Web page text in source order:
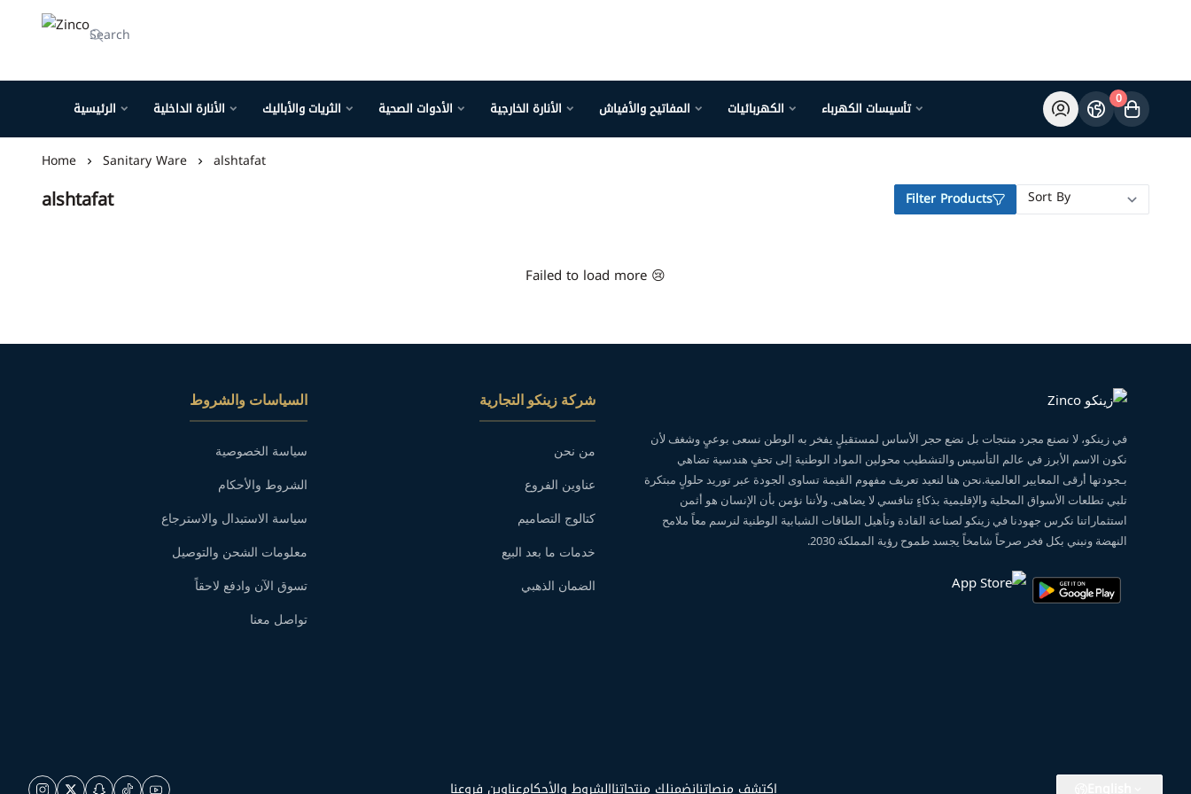
الرئيسية الأنارة الداخلية الثريات والأباليك الأدوات الصحية الأنارة الخارجية المفاتيح والأفياش الكهربائيات تأسيسات الكهرباء 0
Home Sanitary Ware alshtafat
alshtafat Filter Products
Failed to load more 😢
في زينكو، لا نصنع مجرد منتجات بل نضع حجر الأساس لمستقبلٍ يفخر به الوطن نسعى بوعيٍ وشغف لأن
نكون الاسم الأبرز في عالم التأسيس والتشطيب محولين المواد الوطنية إلى تحفٍ هندسية تضاهي
بـجودتها أرقى المعايير العالمية.نحن هنا لنعيد تعريف مفهوم القيمة تساوى الجودة عبر توريد حلولٍ مبتكرة
تلبي تطلعات الأسواق المحلية والإقليمية بذكاءٍ تنافسي لا يضاهى. ولأننا نؤمن بأن الإنسان هو أثمن
استثماراتنا نكرس جهودنا في زينكو لصناعة القادة وتأهيل الطاقات الشبابية الوطنية لنرسم معاً ملامح
النهضة ونبني بكل فخر صرحاً شامخاً يجسد طموح رؤية المملكة 2030.
شركة زينكو التجارية
من نحن
عناوين الفروع
كتالوج التصاميم
خدمات ما بعد البيع
الضمان الذهبي
السياسات والشروط
سياسة الخصوصية
الشروط والأحكام
سياسة الاستبدال والاسترجاع
معلومات الشحن والتوصيل
تسوق الآن وادفع لاحقاً
تواصل معنا
عناوين فروعناالشروط والأحكامنضمنلك منتجاتنااكتشف منصاتنا